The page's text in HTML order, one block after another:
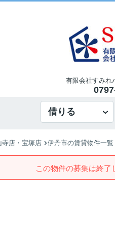
有限会社すみ
借りる
寺店・宝塚店 伊丹市の賃貸物件一覧
この物件の募集は終了